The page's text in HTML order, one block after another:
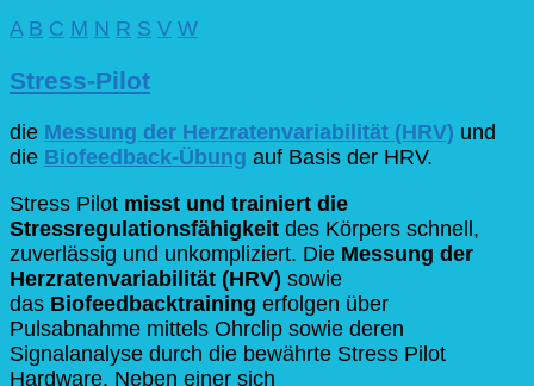
A B C M N R S V W
Stress-Pilot
die Messung der Herzratenvariabilität (HRV) und
die Biofeedback-Übung auf Basis der HRV.
Stress Pilot misst und trainiert die
Stressregulationsfähigkeit des Körpers schnell,
zuverlässig und unkompliziert. Die Messung der
Herzratenvariabilität (HRV) sowie
das Biofeedbacktraining erfolgen über
Pulsabnahme mittels Ohrclip sowie deren
Signalanalyse durch die bewährte Stress Pilot
Hardware. Neben einer sich